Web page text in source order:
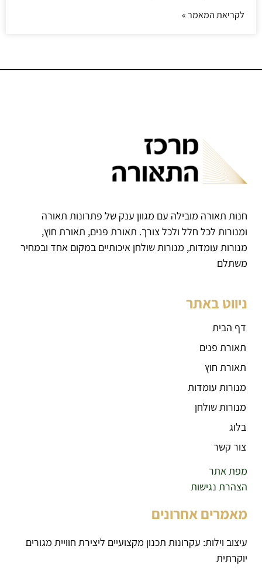
לקריאת המאמר »
חנות תאורה מובילה עם מגוון ענק של פתרונות תאורה
ומנורות לכל חלל ולכל צורך. תאורת פנים, תאורת חוץ,
מנורות עומדות, מנורות שולחן איכותיים במקום אחד ובמחיר
משתלם
ניווט באתר
דף הבית
תאורת פנים
תאורת חוץ
מנורות עומדות
מנורות שולחן
בלוג
צור קשר
מפת אתר
הצהרת נגישות
מאמרים אחרונים
עיצוב וילות: עקרונות תכנון מקצועיים ליצירת חוויית מגורים
יוקרתית